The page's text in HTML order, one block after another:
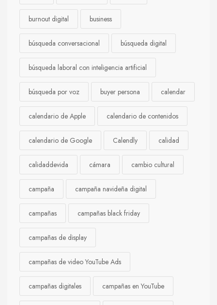
burnout digital business
búsqueda conversacional búsqueda digital
búsqueda laboral con inteligencia artificial
búsqueda por voz buyer persona calendar
calendario de Apple calendario de contenidos
calendario de Google Calendly calidad
calidaddevida cámara cambio cultural
campaña campaña navideña digital
campañas campañas black friday
campañas de display
campañas de video YouTube Ads
campañas digitales campañas en YouTube